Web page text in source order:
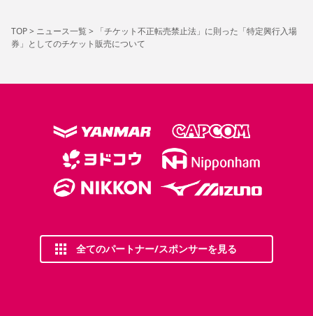
TOP> ニュース一覧>
「チケット不正転売禁止法」に則った「特定興行入場
券」としてのチケット販売について
全てのパートナー/スポンサーを見る